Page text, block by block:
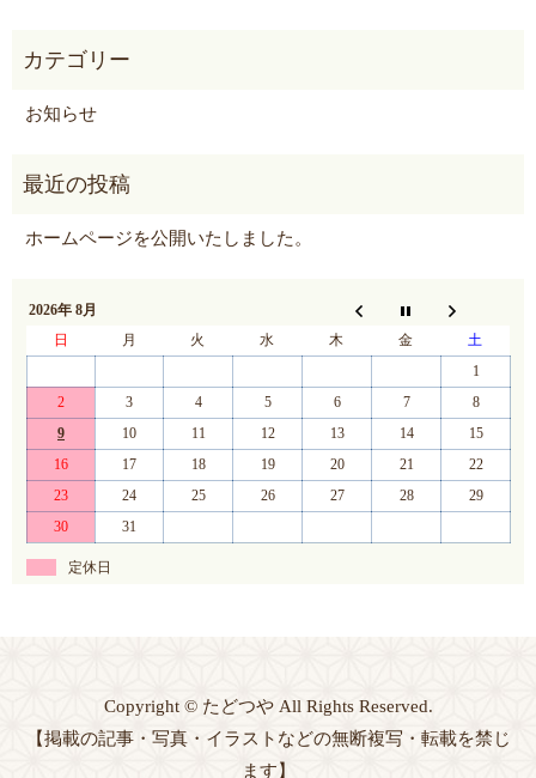
お知らせ
ホームページを公開いたしました。
2026年 8月
日
月 火 水 木 金
土
1
2
3 4 5 6 7
8
9
10 11 12 13 14
15
16
17 18 19 20 21
22
23
24 25 26 27 28
29
30
31
定休日
Copyright © たどつや All Rights Reserved.
【掲載の記事・写真・イラストなどの無断複写・転載を禁じ
ます】